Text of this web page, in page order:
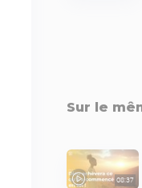
Sur le
08:37